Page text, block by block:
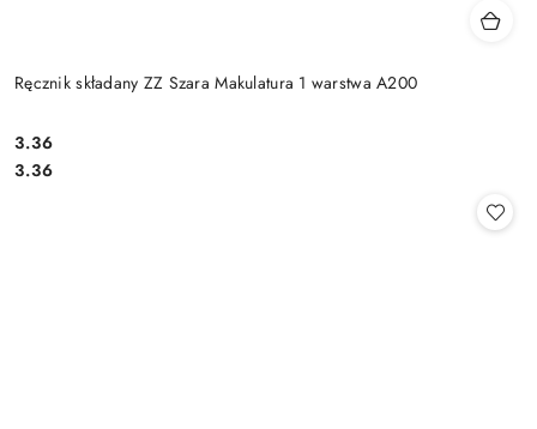
Ręcznik składany ZZ Szara Makulatura 1 warstwa A200
Cena:
3.36
Cena:
3.36